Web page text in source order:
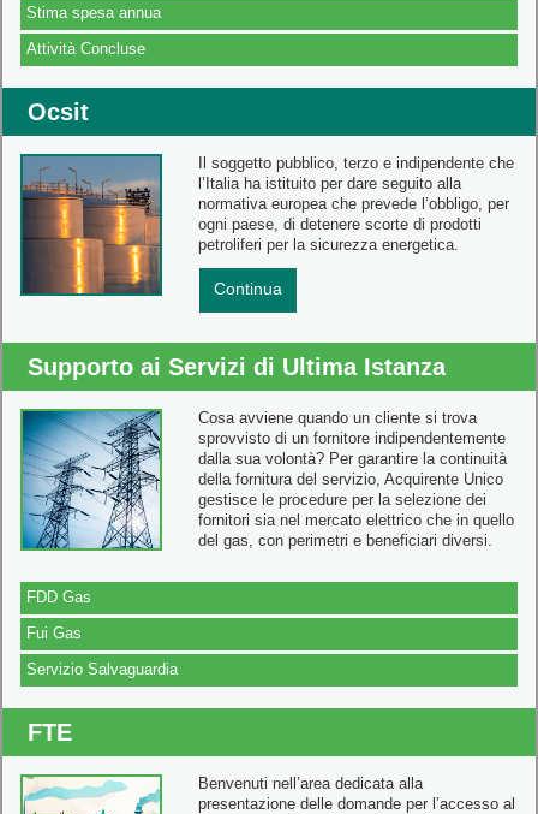
Stima spesa annua
Attività Concluse
Ocsit
Il soggetto pubblico, terzo e indipendente che
l’Italia ha istituito per dare seguito alla
normativa europea che prevede l’obbligo, per
ogni paese, di detenere scorte di prodotti
petroliferi per la sicurezza energetica.
Continua
Supporto ai Servizi di Ultima Istanza
Cosa avviene quando un cliente si trova
sprovvisto di un fornitore indipendentemente
dalla sua volontà? Per garantire la continuità
della fornitura del servizio, Acquirente Unico
gestisce le procedure per la selezione dei
fornitori sia nel mercato elettrico che in quello
del gas, con perimetri e beneficiari diversi.
FDD Gas
Fui Gas
Servizio Salvaguardia
FTE
Benvenuti nell’area dedicata alla
presentazione delle domande per l’accesso al